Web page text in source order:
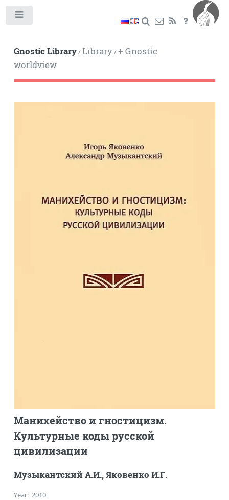
Gnostic Library/Library/+ Gnostic
worldview
Манихейство и гностицизм.
Культурные коды русской
цивилизации
Музыкантский А.И.,Яковенко И.Г.
Year: 2010